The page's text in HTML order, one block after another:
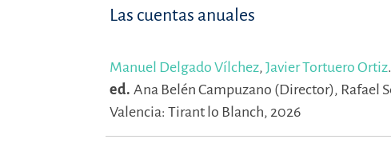
Las cuentas anuales
Manuel Delgado Vílchez, Javier Tortuero Ortiz.
ed. Ana Belén Campuzano (Director), Rafael
Valencia: Tirant lo Blanch, 2026